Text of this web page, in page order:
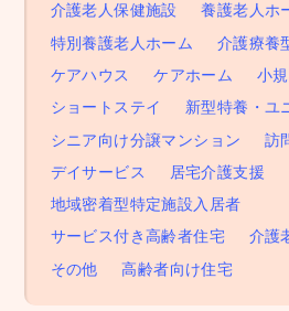
介護老人保健施設
養護老人ホ
特別養護老人ホーム
介護療養
ケアハウス
ケアホーム
小
ショートステイ
新型特養・ユ
シニア向け分譲マンション
訪
デイサービス
居宅介護支援
地域密着型特定施設入居者
サービス付き高齢者住宅
介護
その他
高齢者向け住宅